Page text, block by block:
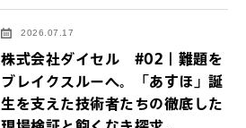
2026.07.17
株式会社ダイセル #02｜難題を
ブレイクスルーへ。「あすほ」誕
生を支えた技術者たちの徹底した